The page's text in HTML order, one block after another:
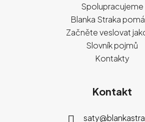
Spolupracujeme
Blanka Straka
Začněte veslovat
Slovník pojmů
Kontakty
Kontakt
saty@